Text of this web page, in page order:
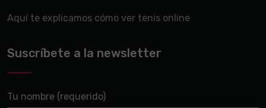
Aquí te explicamos cómo ver tenis online
Suscríbete a la newsletter
Tu nombre (requerido)